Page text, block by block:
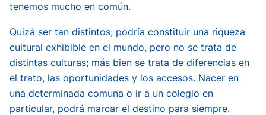
tenemos mucho en común.
Quizá ser tan distintos, podría constituir una riqueza
cultural exhibible en el mundo, pero no se trata de
distintas culturas; más bien se trata de diferencias en
el trato, las oportunidades y los accesos. Nacer en
una determinada comuna o ir a un colegio en
particular, podrá marcar el destino para siempre.